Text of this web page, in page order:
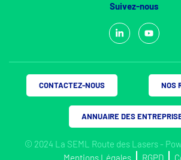
Suivez-nous
© 2024 La SEML Route des Lasers -
Mentions Légales
RGPD
CONTACTEZ-NOUS NOS
ANNUAIRE DES